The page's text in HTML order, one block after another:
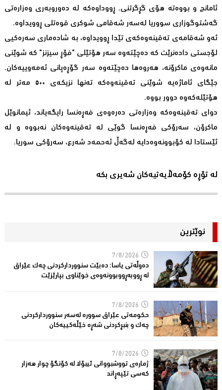
ئامانج و بووەتە هۆی گڕگرتنی. ڕووداوەکە لە دەوروبەری وەزارەتی
گەشتوگوزاری سووریا لەسەر شەقامی شوکری قوەتلی ڕوویداوە.
ئەو شەقامەی تەقینەوەکەی تێدا ڕوویداوە، بە شادەماری سەرەکیی
لۆجستی دادەنرێت کە دەچێتەوە سەر هۆتێلی "فۆڕ سیزنز" کە شوێنی
مانەوەی ماکرۆنە، هەروەها دەچێتەوە سەر گۆڕەپانی ئەمەوییەکان.
جێگای ئاماژەیە شوێنی تەقینەوەکە تەنها نزیکەی ‎٥٠٠‎ مەتر لە
هۆتێلەکەوە دوور بووە.
دواى تەقینەوەکە وەزارەتى دەرەوەى فەڕەنسا رایگەیاند، ئیمانوێل
ماکرۆن، سەرۆکى فەڕەنسا گوێى لە تەقینەوەکان نەبووە و لە
ئێستادا لە کۆبوونەوەدایە لەگەڵ ئەحمەد شەرع، سەرۆکى سوریا.
لە تۆڕە کۆمەڵایەتیەکان شەیری بکە
نوێترین
7/8/2026
دەوڵەتی یاسا: دەبێت سنوورداركردنی چەك عێراق
لە ڕووبەڕووبوونەوەی خوێناوی بپارێزێت
7/8/2026
حكومەتى عێراق سوورە لەسەر سنوورداركردنی
چەك و بنبڕكردنی شەڕە خێڵەكییەكان
7/8/2026
ژمارەی تووشبووانی ئیبۆلا لە كۆنگۆ چوار هەزار
كەسى تێپەڕاند